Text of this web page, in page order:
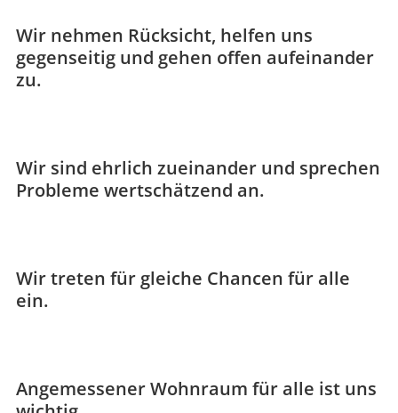
Wir nehmen Rücksicht, helfen uns
gegenseitig und gehen offen aufeinander
zu.
Wir sind ehrlich zueinander und sprechen
Probleme wertschätzend an.
Wir treten für gleiche Chancen für alle
ein.
Angemessener Wohnraum für alle ist uns